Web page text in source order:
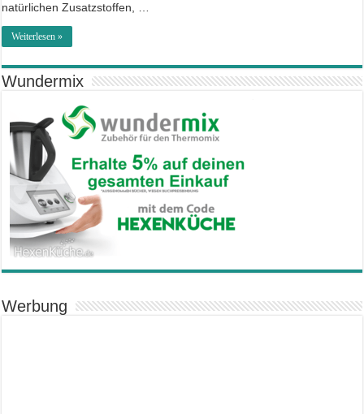
natürlichen Zusatzstoffen, …
Weiterlesen »
Wundermix
Werbung